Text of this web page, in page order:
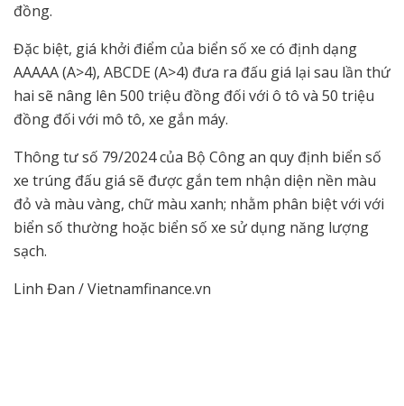
đồng.
Đặc biệt, giá khởi điểm của biển số xe có định dạng
AAAAA (A>4), ABCDE (A>4) đưa ra đấu giá lại sau lần thứ
hai sẽ nâng lên 500 triệu đồng đối với ô tô và 50 triệu
đồng đối với mô tô, xe gắn máy.
Thông tư số 79/2024 của Bộ Công an quy định biển số
xe trúng đấu giá sẽ được gắn tem nhận diện nền màu
đỏ và màu vàng, chữ màu xanh; nhằm phân biệt với với
biển số thường hoặc biển số xe sử dụng năng lượng
sạch.
Linh Đan / Vietnamfinance.vn